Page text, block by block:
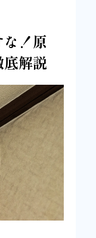
！原
解説